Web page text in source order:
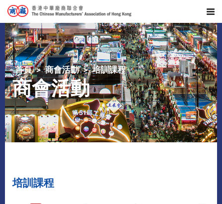
首頁 商會活動 培訓課程
商會活動
培訓課程